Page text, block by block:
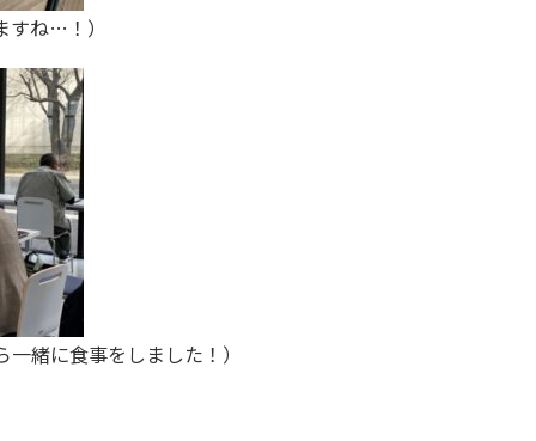
すね…！）
緒に食事をしました！）